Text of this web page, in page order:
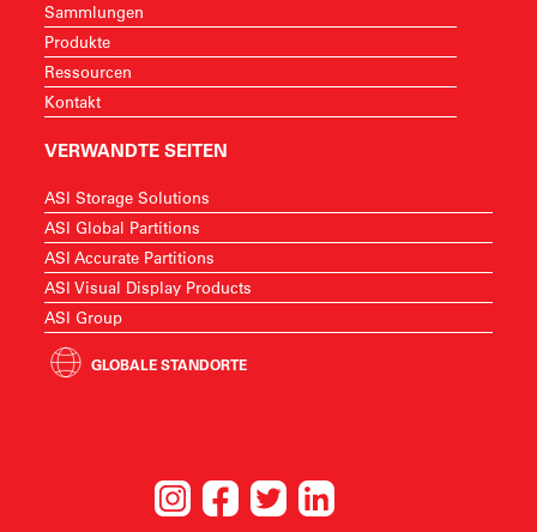
Sammlungen
Produkte
Ressourcen
Kontakt
VERWANDTE SEITEN
ASI Storage Solutions
ASI Global Partitions
ASI Accurate Partitions
ASI Visual Display Products
ASI Group
GLOBALE STANDORTE